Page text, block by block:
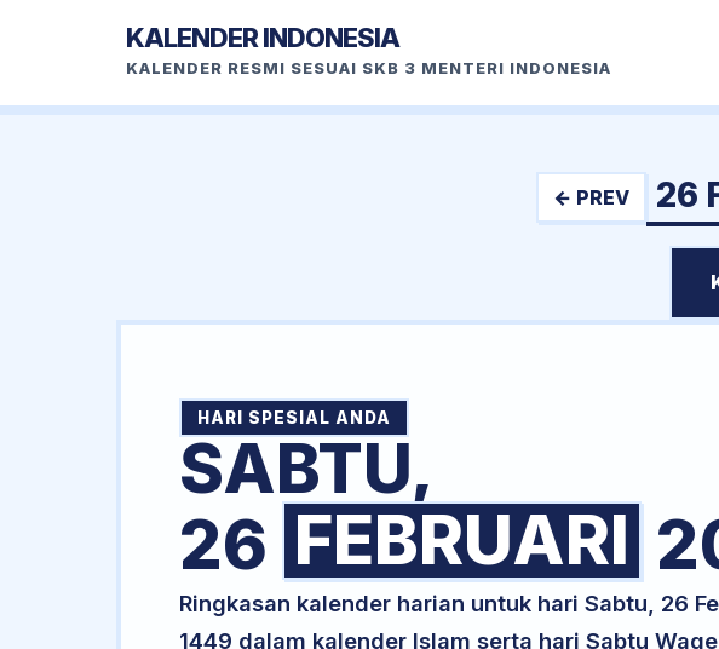
KALENDER INDONESIA
KALENDER RESMI SESUAI SKB 3 MENTERI INDONESIA
← PREV 26
HARI SPESIAL ANDA
SABTU,
26 FEBRUARI
Ringkasan kalender harian untuk hari Sabtu, 26
1449 dalam kalender Islam serta hari Sabtu